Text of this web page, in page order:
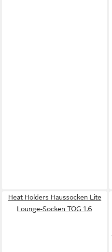
Heat Holders Haussocken Lite
Lounge-Socken TOG 1.6